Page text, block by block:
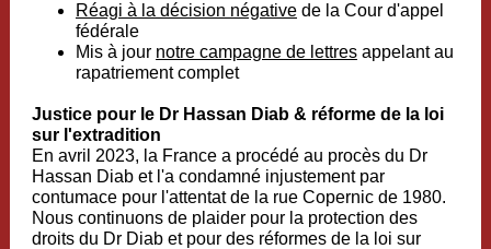
Réagi à la décision négative de la Cour d'appel
fédérale
Mis à jour notre campagne de lettres appelant au
rapatriement complet
Justice pour le Dr Hassan Diab & réforme de la loi
sur l'extradition
En avril 2023, la France a procédé au procès du Dr
Hassan Diab et l'a condamné injustement par
contumace pour l'attentat de la rue Copernic de 1980.
Nous continuons de plaider pour la protection des
droits du Dr Diab et pour des réformes de la loi sur